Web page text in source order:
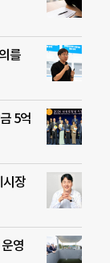
를
5억
시장
영